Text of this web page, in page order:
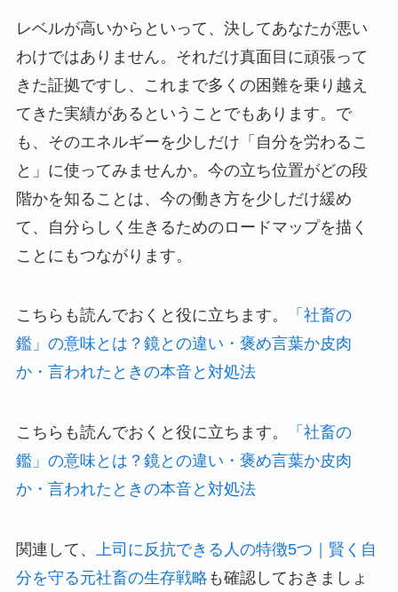
レベルが高いからといって、決してあなたが悪い
わけではありません。それだけ真面目に頑張って
きた証拠ですし、これまで多くの困難を乗り越え
てきた実績があるということでもあります。で
も、そのエネルギーを少しだけ「自分を労わるこ
と」に使ってみませんか。今の立ち位置がどの段
階かを知ることは、今の働き方を少しだけ緩め
て、自分らしく生きるためのロードマップを描く
ことにもつながります。
こちらも読んでおくと役に立ちます。
「社畜の
鑑」の意味とは？鏡との違い・褒め言葉か皮肉
か・言われたときの本音と対処法
こちらも読んでおくと役に立ちます。
「社畜の
鑑」の意味とは？鏡との違い・褒め言葉か皮肉
か・言われたときの本音と対処法
関連して、
上司に反抗できる人の特徴5つ｜賢く自
分を守る元社畜の生存戦略 も確認しておきましょ